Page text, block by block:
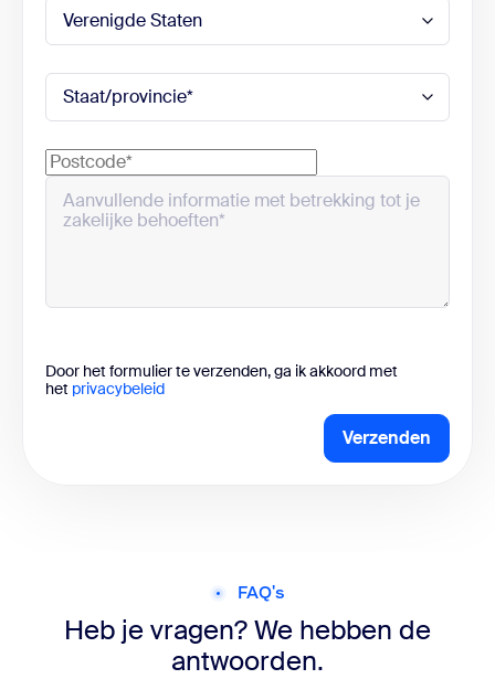
Eén plek voor je Zoom-bestanden
Workflowsjablonen en persoonlijke bibliotheek
Slides, Sheets, Paper en Canvas
Spraakvertaler
Live-audiovertaling voor Meetings
Door het formulier te verzenden, ga ik akkoord met
het privacybeleid
Verzenden
FAQ's
Heb je vragen? We hebben de
antwoorden.